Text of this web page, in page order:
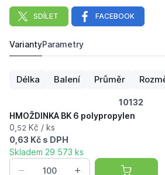
SDÍLET FACEBOOK
HMOŽDINKA BK 8 polypropylen
525, Kč
VariantyParametry
Délka Balení Průměr
10132
HMOŽDINKA BK 6 polypropylen
0, 52 Kč / ks
0,63 Kč s DPH
Skladem 29 573 ks